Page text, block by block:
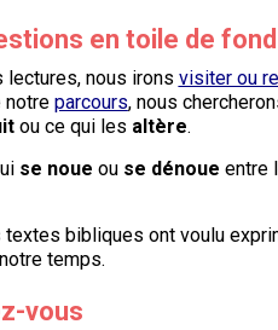
en toile de fond
lectures, nous irons visiter ou
notre parcours, nous
ou ce qui les altère.
se noue ou se dénoue entre
bibliques ont voulu
temps.
vous